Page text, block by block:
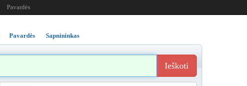
Pavardės
Pavardės Sapnininkas
Ieškoti